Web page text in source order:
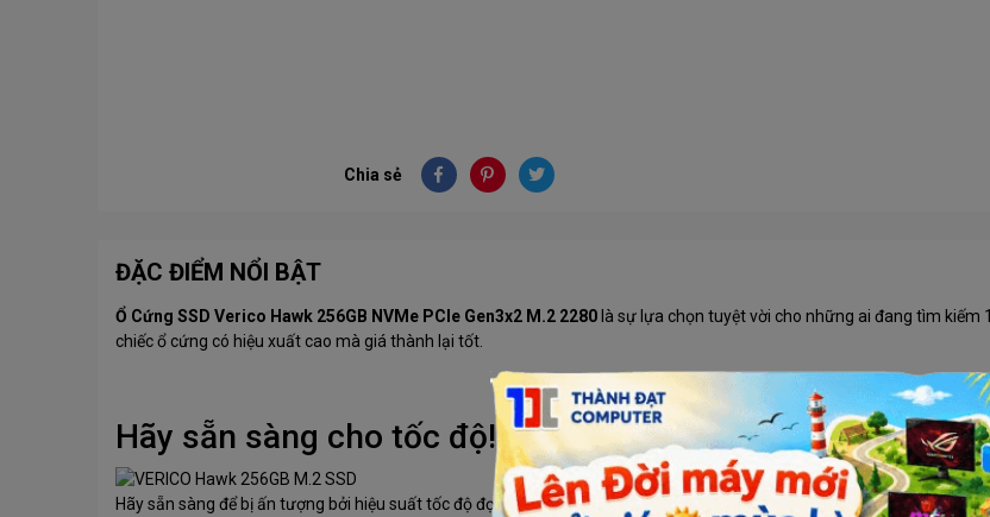
Chia sẻ
ĐẶC ĐIỂM NỔI BẬT
Ổ Cứng SSD Verico Hawk 256GB NVMe PCIe Gen3x2 M.2 2280 là sự lựa chọn tuyệt vời cho những ai đang tìm kiếm 1
chiếc ổ cứng có hiệu xuất cao mà giá thành lại tốt.
Hãy sẵn sàng cho tốc độ!
Hãy sẵn sàng để bị ấn tượng bởi hiệu suất tốc độ đọc / ghi lên đến 1600 MBs / 850 MBs đáng kinh ngạc mà VERICO